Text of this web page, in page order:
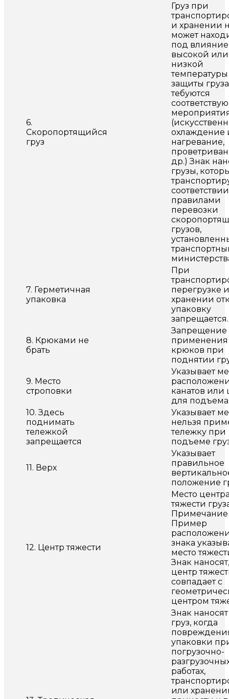
6.
Скоропортящийся
груз
Груз при
и хранении
может
под
высокой или
низкой
защиты груза
тебуются
охлаждение
нагревание,
др.) Знак
грузы,
правилами
перевозки
грузов,
7. Герметичная
упаковка
При
перегрузке и
хранении
упаковку
запрещается.
8. Крюками не
брать
Запрещение
применения
крюков при
поднятии
9. Место
строповки
Указывает
канатов или
для подъема
10. Здесь
поднимать
тележкой
запрещается
Указывает
нельзя
тележку при
подъеме
11. Верх
Указывает
правильное
положение
12. Центр тяжести
Место
тяжести
Примечание
Пример
знака
место
Знак
центр
совпадает с
центром
Знак
груз, когда
упаковки
погрузочно-
работах,
или